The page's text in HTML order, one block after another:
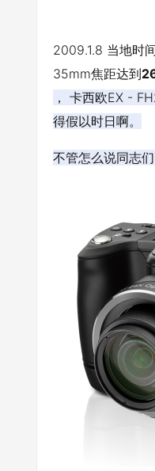
2009.1.8 当地时
35mm焦距达到
， 卡西欧EX -
得假以时日啊。
不管怎么说同志